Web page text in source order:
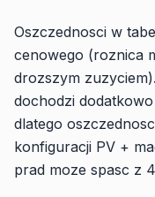
Oszczednosci w
cenowego (roznica
drozszym
dochodzi
dlatego
konfiguracji PV +
prad moze spasc z